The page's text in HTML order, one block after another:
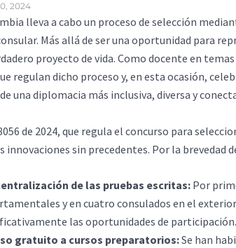
2024
lleva a cabo un proceso de selección
Más allá de ser una oportunidad para
proyecto de vida. Como docente en
regulan dicho proceso y, en esta ocasión,
una diplomacia más inclusiva, diversa y
de 2024, que regula el concurso para
innovaciones sin precedentes. Por la
de las pruebas escritas: Por
y en cuatro consulados en el
las oportunidades de participación.
gratuito a cursos preparatorios:Se han